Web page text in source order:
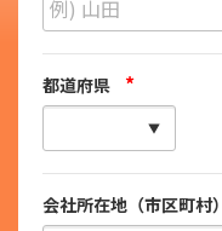
都道府県 *
会社所在地（市区町村）